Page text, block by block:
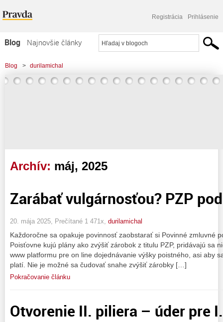
Registrácia Prihlásenie
Blog
Najnovšie články
Najčítanejšie články
Najkomentovanejšie články
Blog > durilamichal
Archív: máj, 2025
Zarábať vulgárnosťou? PZP
20. mája 2025, Prečítané 1 471x, durilamichal
Každoročne sa opakuje povinnosť zaobstarať si Povinné zmluvné
Poisťovne kujú plány ako zvýšiť zárobok z titulu PZP, pridávajú sa
www platformu pre on line dojednávanie výšky poistného, asi aby
platí. Nie je možné sa čudovať snahe zvýšiť zárobky […]
Pokračovanie článku
Otvorenie II. piliera – úder pre